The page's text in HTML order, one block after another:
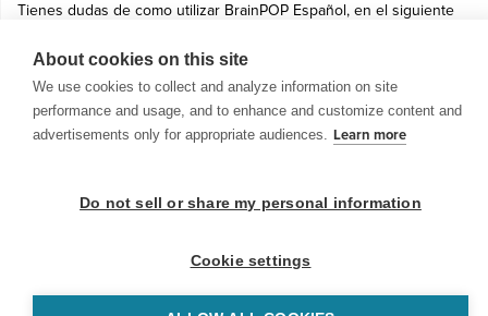
Tienes dudas de como utilizar BrainPOP Español, en el siguiente
máximo provecho. Da clic aquí o en la imagen. No olvides mostra...
Ver más »
About cookies on this site
We use cookies to collect and analyze information on site
performance and usage, and to enhance and customize content and
advertisements only for appropriate audiences. Learn more
Do not sell or share my personal information
Cookie settings